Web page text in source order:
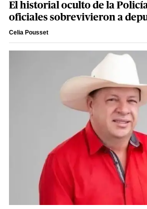
El historial oculto de la
oficiales sobrevivieron a
Celia Pousset